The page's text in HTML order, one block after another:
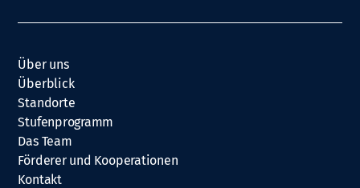
Über uns
Überblick
Standorte
Stufenprogramm
Das Team
Förderer und Kooperationen
Kontakt